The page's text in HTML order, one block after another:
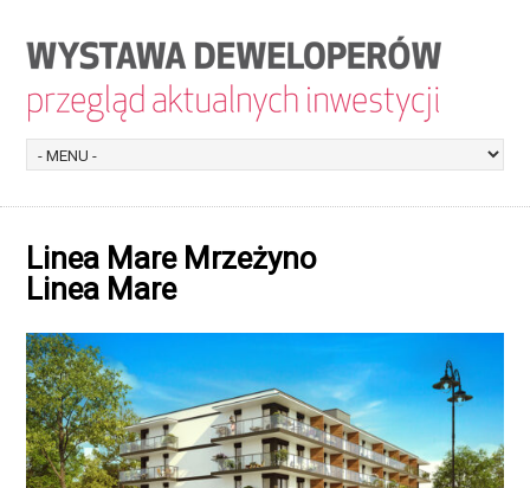
Linea Mare Mrzeżyno
Linea Mare